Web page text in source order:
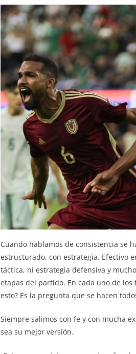
Cuando hablamos de consistencia se
estructurado, con estrategia. Efectivo
táctica, ni estrategia defensiva y
etapas del partido. En cada uno de
esto? Es la pregunta que se hacen
Siempre salimos con fe y con mucha
sea su mejor versión.